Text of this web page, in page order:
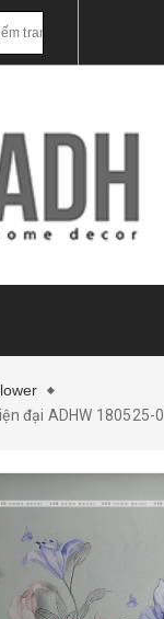
Tranh Thực
đại ADHW 180525-